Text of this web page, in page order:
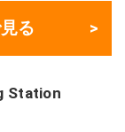
る
Station